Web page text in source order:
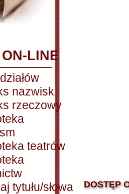
LINE
nazwisk
rzeczowy
teatrów
tytułu/słowa
DOSTĘP